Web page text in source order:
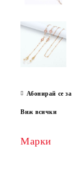
Абонирай се
Виж всички
Марки